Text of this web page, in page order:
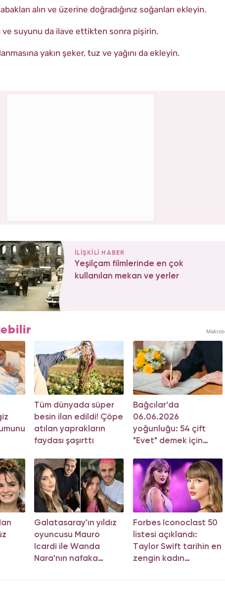
alın ve üzerine doğradığınız soğanları ekleyin.
ve suyunu da ilave ettikten sonra pişirin.
yakın şeker, tuz ve yağını da ekleyin.
İLİŞKİLİ HABER
Yeşilçam filmlerinde en çok
kullanılan mekan ve yerler
Makroo
Tüm dünyada süper
besin ilan edildi! Çöpe
atılan yaprakların
faydası şaşırttı
Bağcılar'da
06.06.2026
yoğunluğu: 54 çift
"Evet" demek için
Galatasaray'ın yıldız
oyuncusu Mauro
Icardi ile Wanda
Nara'nın nafaka
Forbes Iconoclast 50
listesi açıklandı:
Taylor Swift tarihin en
zengin kadın